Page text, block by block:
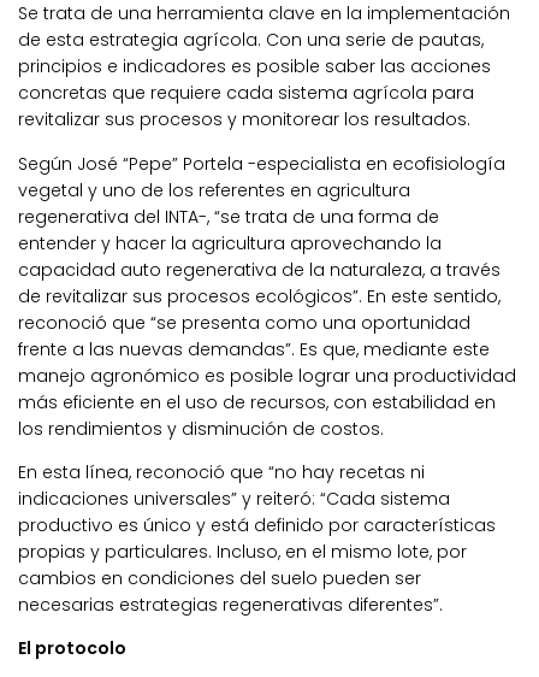
Se trata de una herramienta clave en la implementación
de esta estrategia agrícola. Con una serie de pautas,
principios e indicadores es posible saber las acciones
concretas que requiere cada sistema agrícola para
revitalizar sus procesos y monitorear los resultados.
Según José “Pepe” Portela -especialista en ecofisiología
vegetal y uno de los referentes en agricultura
regenerativa del INTA-, “se trata de una forma de
entender y hacer la agricultura aprovechando la
capacidad auto regenerativa de la naturaleza, a través
de revitalizar sus procesos ecológicos”. En este sentido,
reconoció que “se presenta como una oportunidad
frente a las nuevas demandas”. Es que, mediante este
manejo agronómico es posible lograr una productividad
más eficiente en el uso de recursos, con estabilidad en
los rendimientos y disminución de costos.
En esta línea, reconoció que “no hay recetas ni
indicaciones universales” y reiteró: “Cada sistema
productivo es único y está definido por características
propias y particulares. Incluso, en el mismo lote, por
cambios en condiciones del suelo pueden ser
necesarias estrategias regenerativas diferentes”.
El protocolo